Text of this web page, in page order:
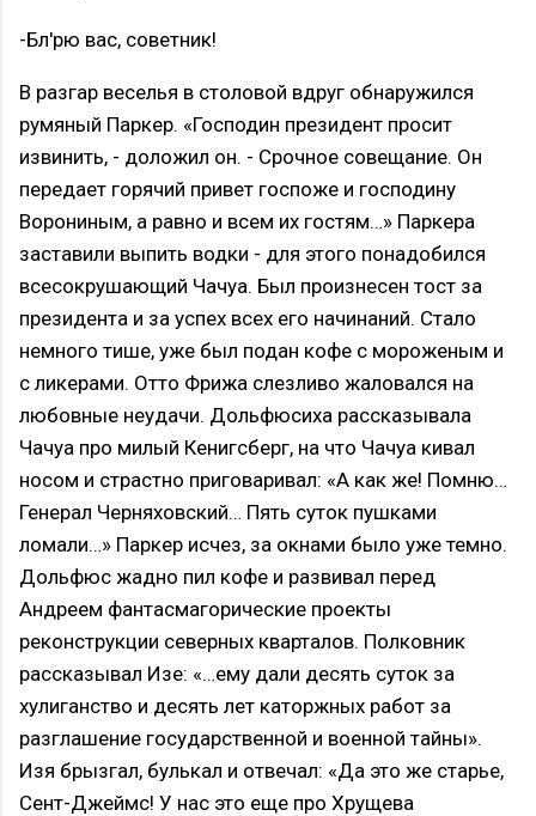
-Бл'рю вас, советник!
В разгар веселья в столовой вдруг обнаружился
румяный Паркер. «Господин президент просит
извинить, - доложил он. - Срочное совещание. Он
передает горячий привет госпоже и господину
Ворониным, а равно и всем их гостям…» Паркера
заставили выпить водки - для этого понадобился
всесокрушающий Чачуа. Был произнесен тост за
президента и за успех всех его начинаний. Стало
немного тише, уже был подан кофе с мороженым и
с ликерами. Отто Фрижа слезливо жаловался на
любовные неудачи. Дольфюсиха рассказывала
Чачуа про милый Кенигсберг, на что Чачуа кивал
носом и страстно приговаривал: «А как же! Помню…
Генерал Черняховский… Пять суток пушками
ломали…» Паркер исчез, за окнами было уже темно.
Дольфюс жадно пил кофе и развивал перед
Андреем фантасмагорические проекты
реконструкции северных кварталов. Полковник
рассказывал Изе: «…ему дали десять суток за
хулиганство и десять лет каторжных работ за
разглашение государственной и военной тайны».
Изя брызгал, булькал и отвечал: «Да это же старье,
Сент-Джеймс! У нас это еще про Хрущева